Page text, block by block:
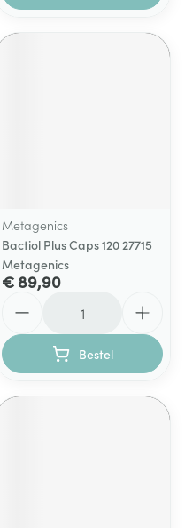
Metagenics
Bactiol Plus Caps 120 27715
Metagenics
€ 89,90
Bestel